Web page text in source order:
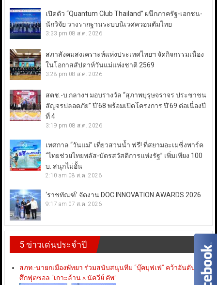
เปิดตัว “Quantum Club Thailand” ผนึกภาครัฐ-เอกชน-
นักวิจัย วางรากฐานระบบนิเวศควอนตัมไทย
3:33 pm 08 ส.ค. 2026
สภาสังคมสงเคราะห์แห่งประเทศไทยฯ จัดกิจกรรมเนื่อง
ในโอกาสสัปดาห์วันแม่แห่งชาติ 2569
3:28 pm 08 ส.ค. 2026
สตช.-บ.กลางฯ มอบรางวัล “สุภาพบุรุษจราจร ประชาชน
สัญจรปลอดภัย” ปี’68 พร้อมเปิดโครงการ ปี’69 ต่อเนื่องปี
ที่ 4
3:19 pm 08 ส.ค. 2026
เทศกาล “วันแม่” เที่ยวสวนน้ำ ฟรี! ที่สยามอะเมซิ่งพาร์ค
“ไทยช่วยไทยพลัส-บัตรสวัสดิการแห่งรัฐ” เพิ่มเพียง 100
บ. สนุกไม่อั้น
2:10 am 08 ส.ค. 2026
‘ราชทัณฑ์’ จัดงาน DOC INNOVATION AWARDS 2026
9:17 am 07 ส.ค. 2026
5 ข่าวเด่นประจำปี
สภท.-นายกเมืองพัทยา ร่วมสนับสนุนทีม “บุ๊คบุฟเฟ่” คว้าอันดับ 3
ศึกฟุตซอล “เกาะล้าน × นัควีย์ คัพ”